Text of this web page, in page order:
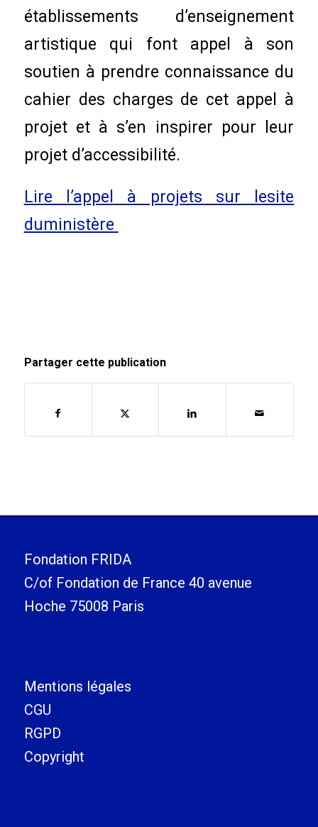
établissements d’enseignement
artistique qui font appel à son
soutien à prendre connaissance du
cahier des charges de cet appel à
projet et à s’en inspirer pour leur
projet d’accessibilité.
Lire l’appel à projets sur lesite
duministère
Partager cette publication
Fondation FRIDA
C/of Fondation de France 40 avenue
Hoche 75008 Paris
Mentions légales
CGU
RGPD
Copyright